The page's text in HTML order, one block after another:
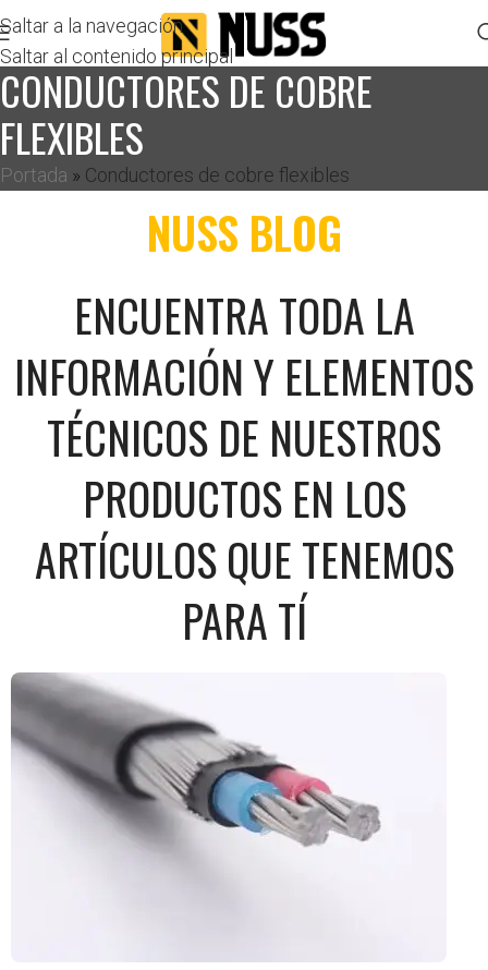
Saltar a la navegación
Saltar al contenido principal
CONDUCTORES DE COBRE
FLEXIBLES
Portada » Conductores de cobre flexibles
NUSS BLOG
ENCUENTRA TODA LA
INFORMACIÓN Y ELEMENTOS
TÉCNICOS DE NUESTROS
PRODUCTOS EN LOS
ARTÍCULOS QUE TENEMOS
PARA TÍ​